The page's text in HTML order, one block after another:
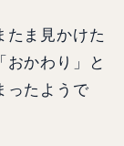
ま見かけた
おかわり」と
ったようで